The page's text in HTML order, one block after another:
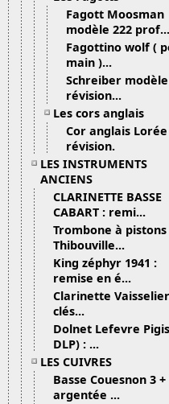
Fagott Moosman
modèle 222 prof...
Fagottino wolf (
main )...
Schreiber modèle
révision...
Les cors anglais
Cor anglais
révision.
LES INSTRUMENTS
ANCIENS
CLARINETTE BASSE
CABART : remi...
Trombone à pistons
Thibouville...
King zéphyr 1941 :
remise en é...
Clarinette
clés...
Dolnet Lefevre
DLP) : ...
LES CUIVRES
Basse Couesnon 3 +
argentée ...